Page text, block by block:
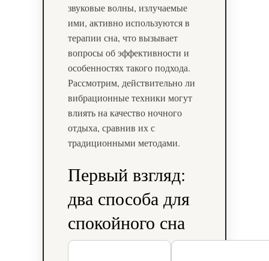
звуковые волны, излучаемые
ими, активно используются в
терапии сна, что вызывает
вопросы об эффективности и
особенностях такого подхода.
Рассмотрим, действительно ли
вибрационные техники могут
влиять на качество ночного
отдыха, сравнив их с
традиционными методами.
Первый взгляд:
два способа для
спокойного сна